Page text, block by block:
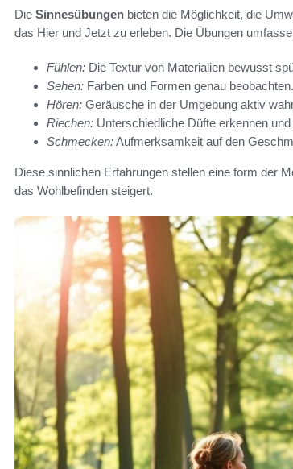
Die Sinnesübungen bieten die Möglichkeit, die
das Hier und Jetzt zu erleben. Die Übungen
Fühlen: Die Textur von Materialien bewusst
Sehen: Farben und Formen genau beobachten.
Hören: Geräusche in der Umgebung aktiv
Riechen: Unterschiedliche Düfte erkennen
Schmecken:Aufmerksamkeit auf den
Diese sinnlichen Erfahrungen stellen eine form der
das Wohlbefinden steigert.